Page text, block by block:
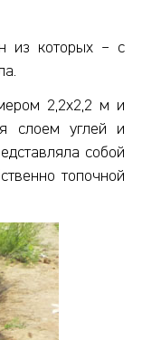
из которых – с
2,2х2,2 м и
слоем углей и
собой
топочной